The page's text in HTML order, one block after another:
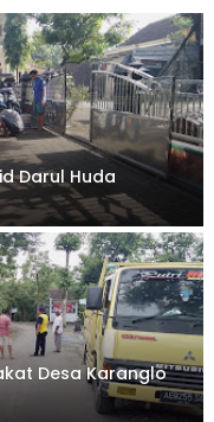
Darul Huda
Desa Karanglo